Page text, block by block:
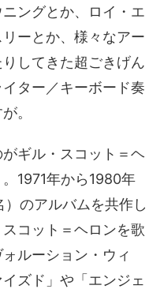
ングとか、ロイ・エ
ーとか、様々なアー
してきた超ごきげん
ター／キーボード奏
。
ギル・スコット＝ヘ
1971年から1980年
のアルバムを共作し
コット＝ヘロンを歌
ルーション・ウィ
ズド」や「エンジェ